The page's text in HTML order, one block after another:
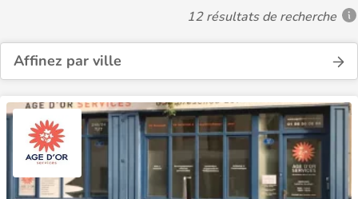
12 résultats de recherche
Affinez par ville